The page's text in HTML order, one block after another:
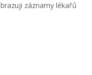
záznamy lékařů